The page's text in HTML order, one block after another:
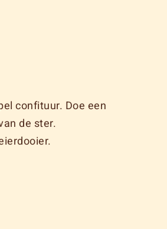
confituur. Doe een
de ster.